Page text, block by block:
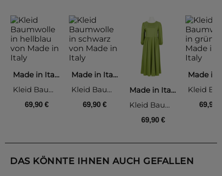
Made in Italy
Kleid Baumwolle, hellblau
69,90 €
Made in Italy
Kleid Baumwolle, schwarz
69,90 €
Made in Italy
Kleid Baumwolle, apfelgrün
69,90 €
69,90
DAS KÖNNTE IHNEN AUCH GEFALLEN